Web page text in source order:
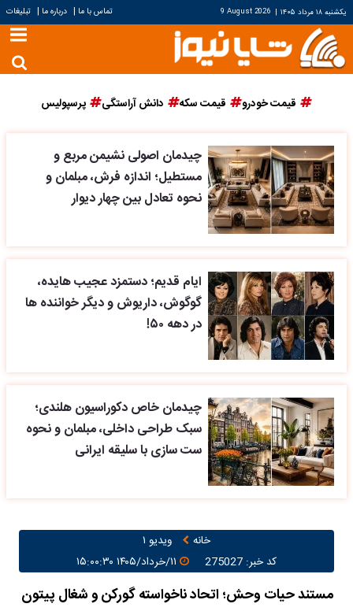
یکشنبه ۱۸ مرداد ۱۴۰۵ |
9 August 2026 تماس با ما | درباره ما | تبلیغات
قیمت خودرو قیمت سکه دانش آراستگی پرسپولیس
چیدمان اصولی نشیمن مربع و
مستطیل؛ اندازه فرش، مبلمان و
نحوه تعادل بین چهار دیوار
ایام قدیم؛ دستمزد عجیب هایده،
گوگوش، داریوش و دیگر خواننده ها
در دهه ۵۰!
چیدمان خاص دکوراسیون هلندی؛
سبک طراحی داخلی، مبلمان و نحوه
ست سازی با سلیقه ایرانی
خانه
ویدیو ۱
کد خبر: 275027
۱۱/خرداد/۱۴۰۵ ۱۵:۰۰:۳۰
مستند حیات وحش؛ اتحاد ناخواسته گورکن و شغال پیتون